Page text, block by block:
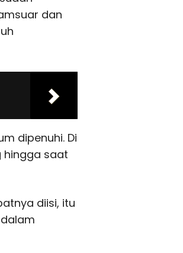
dan
dipenuhi. Di
hingga saat
diisi, itu